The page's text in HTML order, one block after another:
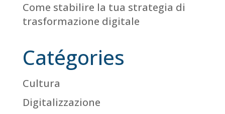
Come stabilire la tua strategia di
trasformazione digitale
Catégories
Cultura
Digitalizzazione